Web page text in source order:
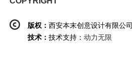
版权： 西安本末创意设计有限公司
技术： 技术支持： 动力无限